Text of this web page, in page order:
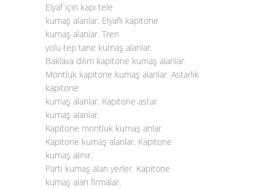
Elyaf için kapı tele
kumaş alanlar. Elyaflı kapitone
kumaş alanlar. Tren
yolu tep tane kumaş alanlar.
Baklava dilim kapitone kumaş alanlar.
Montluk kapitone kumaş alanlar. Astarlık
kapitone
kumaş alanlar. Kapitone astar
kumaş alanlar.
Kapitone montluk kumaş anlar.
Kapitone kumaş alanlar. Kapitone
kumaş alınır.
Parti kumaş alan yerler. Kapitone
kumaş alan firmalar.